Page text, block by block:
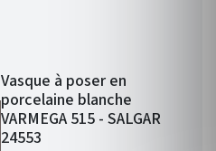
Vasque à poser en
porcelaine blanche
VARMEGA 515 - SALGAR
24553